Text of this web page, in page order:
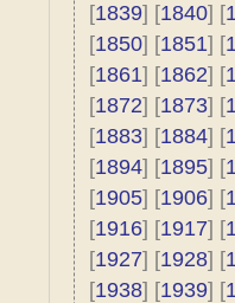
[1839] [1840] [
[1850] [1851] [
[1861] [1862] [
[1872] [1873] [
[1883] [1884] [
[1894] [1895] [
[1905] [1906] [
[1916] [1917] [
[1927] [1928] [
[1938] [1939] [